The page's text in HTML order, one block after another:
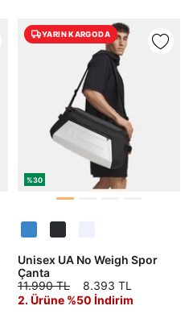
%30
YARIN KARGODA
Unisex UA No Weigh Spor
Çanta
11.990 TL
8.393 TL
2. Ürüne %50 İndirim